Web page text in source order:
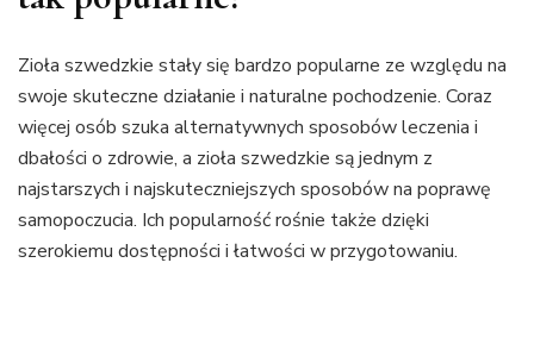
Zioła szwedzkie stały się bardzo popularne ze względu na
swoje skuteczne działanie i naturalne pochodzenie. Coraz
więcej osób szuka alternatywnych sposobów leczenia i
dbałości o zdrowie, a zioła szwedzkie są jednym z
najstarszych i najskuteczniejszych sposobów na poprawę
samopoczucia. Ich popularność rośnie także dzięki
szerokiemu dostępności i łatwości w przygotowaniu.